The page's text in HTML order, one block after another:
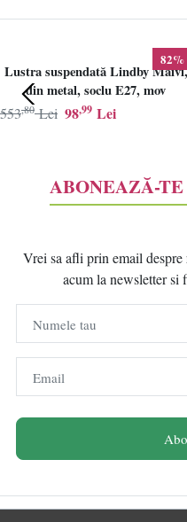
82%
Lustra suspendată Lindby Maivi,
din metal, soclu E27, mov
98,99 Lei
553,80 Lei
ABONEAZĂ-
Vrei sa afli prin email
acum la newsletter si
Numele tau
Email